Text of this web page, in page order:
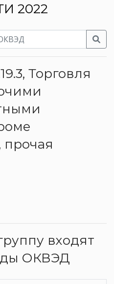
2022
Торговля
прочая
входят
ОКВЭД